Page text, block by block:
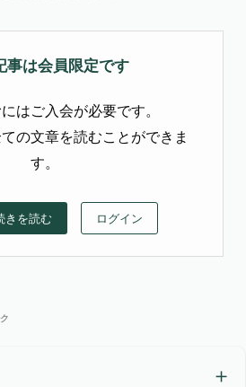
事は会員限定です
はご入会が必要です。
の文章を読むことができま
す。
きを読む ログイン